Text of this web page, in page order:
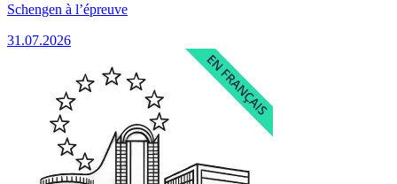
Schengen à l’épreuve
31.07.2026